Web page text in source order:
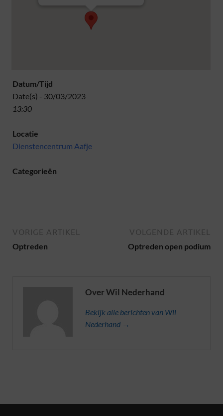
Datum/Tijd
Date(s) - 30/03/2023
13:30
Locatie
Dienstencentrum Aafje
Categorieën
VORIGE ARTIKEL
Optreden
VOLGENDE ARTIKEL
Optreden open podium
Over Wil Nederhand
Bekijk alle berichten van Wil
Nederhand →